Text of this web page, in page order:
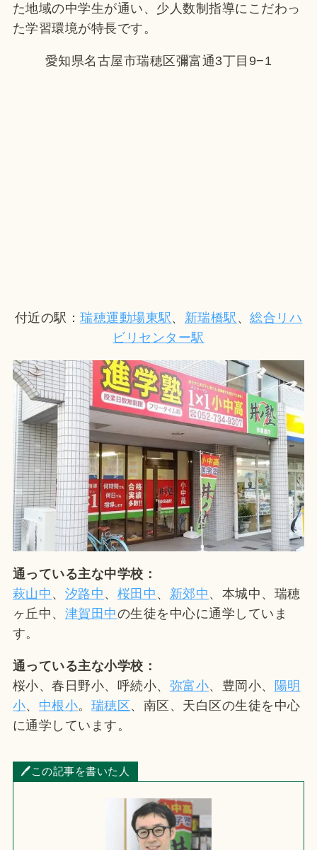
た地域の中学生が通い、少人数制指導にこだわっ
た学習環境が特長です。
愛知県名古屋市瑞穂区彌富通3丁目9−1
付近の駅：瑞穂運動場東駅、 新瑞橋駅 、総合リハ
ビリセンター駅
通っている主な中学校：
萩山中 、 汐路中 、 桜田中 、 新郊中 、本城中、瑞穂
ヶ丘中、 津賀田中の生徒を中心に通学していま
す。
通っている主な小学校：
桜小、春日野小、呼続小、 弥富小、豊岡小、
陽明
小、 中根小。 瑞穂区、南区、天白区の生徒を中心
に通学しています。
🖊この記事を書いた人